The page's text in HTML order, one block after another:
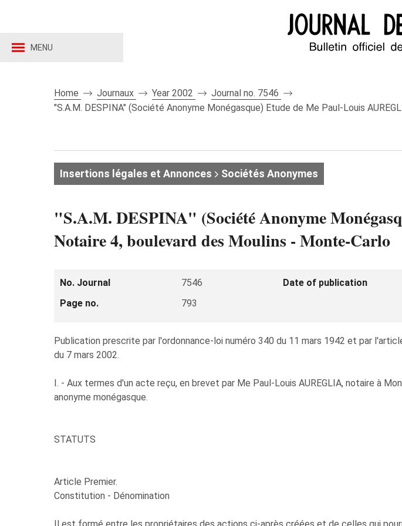
MENU
Home Journaux Year 2002
Journal no. 7546
"S.A.M. DESPINA" (Société Anonyme Monégasque) Etude de Me Paul-Louis
Insertions légales et Annonces Sociétés Anonymes
"S.A.M. DESPINA" (Société Anonyme
Notaire 4, boulevard des Moulins - Monte-Carlo
No. Journal 7546 Date of publication
Page no.
793
Publication prescrite par l'ordonnance-loi numéro 340 du 11 mars 1942 et par
du 7 mars 2002.
I. - Aux termes d'un acte reçu, en brevet par Me Paul-Louis AUREGLIA, notaire à
anonyme monégasque.
STATUTS
Article Premier.
Constitution - Dénomination